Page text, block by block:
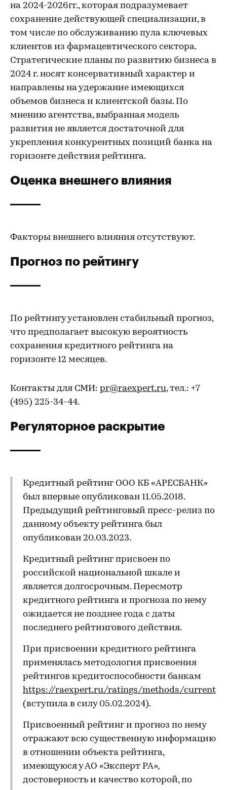
на 2024-2026гг., которая подразумевает
сохранение действующей специализации, в
том числе по обслуживанию пула ключевых
клиентов из фармацевтического сектора.
Стратегические планы по развитию бизнеса в
2024 г. носят консервативный характер и
направлены на удержание имеющихся
объемов бизнеса и клиентской базы. По
мнению агентства, выбранная модель
развития не является достаточной для
укрепления конкурентных позиций банка на
горизонте действия рейтинга.
Оценка внешнего влияния
Факторы внешнего влияния отсутствуют.
Прогноз по рейтингу
По рейтингу установлен стабильный прогноз,
что предполагает высокую вероятность
сохранения кредитного рейтинга на
горизонте 12 месяцев.
Контакты для СМИ: pr@raexpert.ru, тел.: +7
(495) 225-34-44.
Регуляторное раскрытие
Кредитный рейтинг ООО КБ «АРЕСБАНК»
был впервые опубликован 11.05.2018.
Предыдущий рейтинговый пресс-релиз по
данному объекту рейтинга был
опубликован 20.03.2023.
Кредитный рейтинг присвоен по
российской национальной шкале и
является долгосрочным. Пересмотр
кредитного рейтинга и прогноза по нему
ожидается не позднее года с даты
последнего рейтингового действия.
При присвоении кредитного рейтинга
применялась методология присвоения
рейтингов кредитоспособности банкам
https://raexpert.ru/ratings/methods/current
(вступила в силу 05.02.2024).
Присвоенный рейтинг и прогноз по нему
отражают всю существенную информацию
в отношении объекта рейтинга,
имеющуюся у АО «Эксперт РА»,
достоверность и качество которой, по